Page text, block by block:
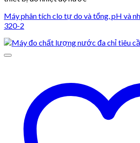
Máy phân tích clo tự do và tổng, pH và
320-2